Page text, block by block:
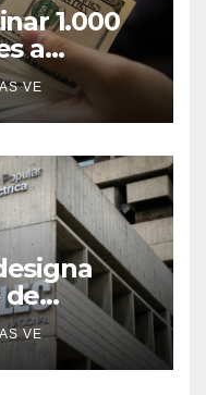
1.000
a
paquete
VE
de
VE